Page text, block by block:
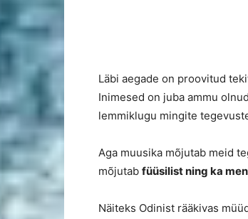
Läbi aegade on proovitud
Inimesed on juba ammu
lemmiklugu mingite
Aga muusika mõjutab meid
mõjutab füüsilist ning ka
Näiteks Odinist rääkivas